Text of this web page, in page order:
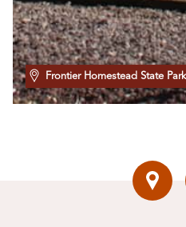
Frontier Homestead State